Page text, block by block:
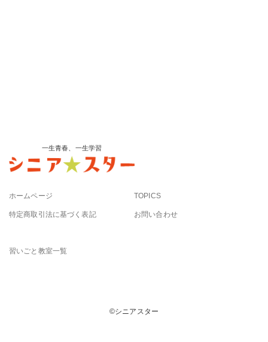
一生青春、一生学習
ホームページ
特定商取引法に基づく表記
TOPICS
お問い合わせ
習いごと教室一覧
©︎シニアスター